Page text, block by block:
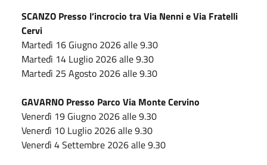
SCANZO Presso l’incrocio tra Via Nenni e Via Fratelli
Cervi
Martedì 16 Giugno 2026 alle 9.30
Martedì 14 Luglio 2026 alle 9.30
Martedì 25 Agosto 2026 alle 9.30
GAVARNO Presso Parco Via Monte Cervino
Venerdì 19 Giugno 2026 alle 9.30
Venerdì 10 Luglio 2026 alle 9.30
Venerdì 4 Settembre 2026 alle 9.30